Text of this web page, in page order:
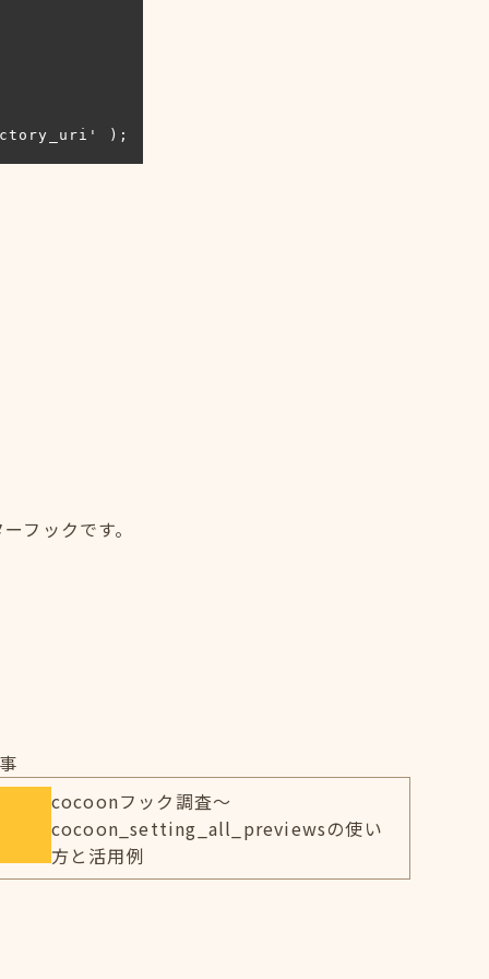
);
ックです。
cocoonフック調査～
cocoon_setting_all_previewsの使い
方と活用例